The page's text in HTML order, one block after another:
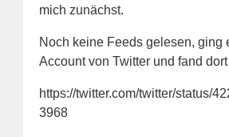
mich zunächst.
Noch keine Feeds gelesen, ging
Account von Twitter und fand
https://twitter.com/twitter/status/
3968